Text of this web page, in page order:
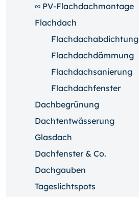
∞ PV-Flachdachmontage
Flachdach
Flachdachabdichtung
Flachdachdämmung
Flachdachsanierung
Flachdachfenster
Dachbegrünung
Dachtentwässerung
Glasdach
Dachfenster & Co.
Dachgauben
Tageslichtspots